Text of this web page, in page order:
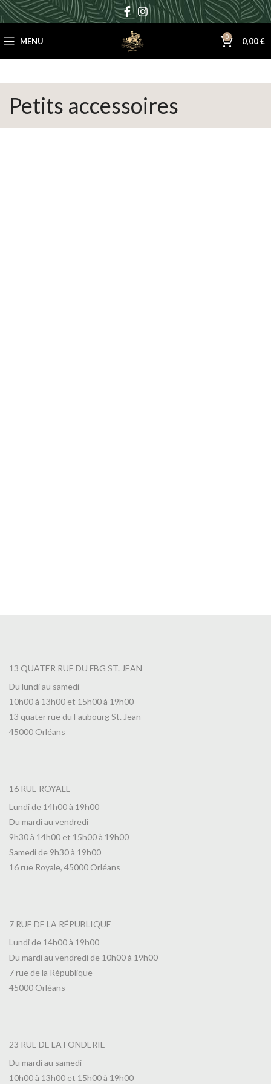
MENU 0 0,00€
Petits accessoires
13 QUATER RUE DU FBG ST. JEAN
Du lundi au samedi
10h00 à 13h00 et 15h00 à 19h00
13 quater rue du Faubourg St. Jean
45000 Orléans
16 RUE ROYALE
Lundi de 14h00 à 19h00
Du mardi au vendredi
9h30 à 14h00 et 15h00 à 19h00
Samedi de 9h30 à 19h00
16 rue Royale, 45000 Orléans
7 RUE DE LA RÉPUBLIQUE
Lundi de 14h00 à 19h00
Du mardi au vendredi de 10h00 à 19h00
7 rue de la République
45000 Orléans
23 RUE DE LA FONDERIE
Du mardi au samedi
10h00 à 13h00 et 15h00 à 19h00